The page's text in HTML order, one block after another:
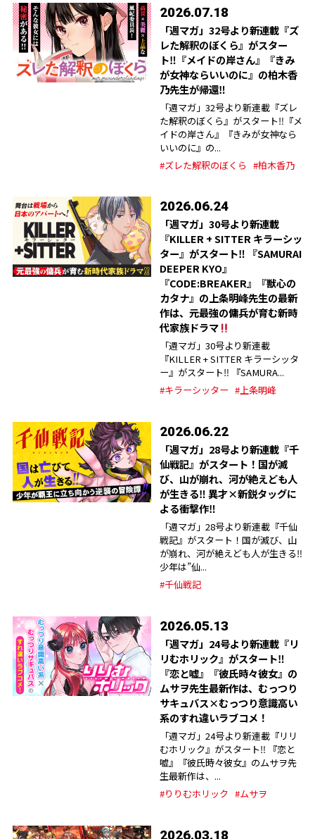
2026.07.18
「週マガ」32号より新連載『ズ
レた解釈のぼくら』がスター
ト‼︎『メイドの岸さん』『きみ
が女神ならいいのに』の柏木香
乃先生が帰還‼︎
「週マガ」32号より新連載『ズレ
た解釈のぼくら』がスタート‼︎『メ
イドの岸さん』『きみが女神なら
いいのに』の...
#ズレた解釈のぼくら #柏木香乃
2026.06.24
「週マガ」30号より新連載
『KILLER + SITTER キラーシッ
ター』がスタート‼︎ 『SAMURAI
DEEPER KYO』
『CODE:BREAKER』『獣心の
カタナ』の上条明峰先生の最新
作は、元最強の傭兵が育む新時
代家族ドラマ
「週マガ」30号より新連載
『KILLER + SITTER キラーシッタ
ー』がスタート‼︎ 『SAMURA...
#キラーシッター #上条明峰
2026.06.22
「週マガ」28号より新連載『千
仙戦記』がスタート！国が滅
び、山が崩れ、河が絶えども人
が生きる‼︎ 異才×新鋭タッグに
よる衝撃作‼︎
「週マガ」28号より新連載『千仙
戦記』がスタート！国が滅び、山
が崩れ、河が絶えども人が生きる‼︎
少年は”仙...
#千仙戦記
2026.05.13
「週マガ」24号より新連載『リ
リむホリック』がスタート‼︎
『恋と嘘』『彼氏時々彼女』の
ムサヲ先生最新作は、むっつり
サキュバス×むっつり意識高い
系のすれ違いラブコメ！
「週マガ」24号より新連載『リリ
むホリック』がスタート‼︎ 『恋と
嘘』『彼氏時々彼女』のムサヲ先
生最新作は、...
#りりむホリック #ムサヲ
2026.03.18